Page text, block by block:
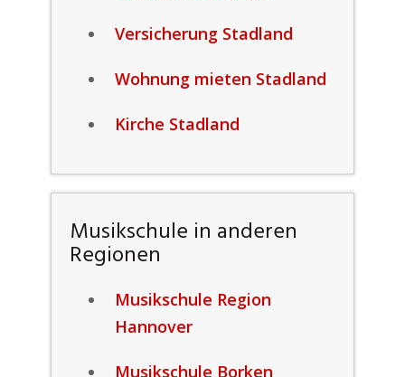
Versicherung Stadland
Wohnung mieten Stadland
Kirche Stadland
Musikschule in anderen
Regionen
Musikschule Region
Hannover
Musikschule Borken